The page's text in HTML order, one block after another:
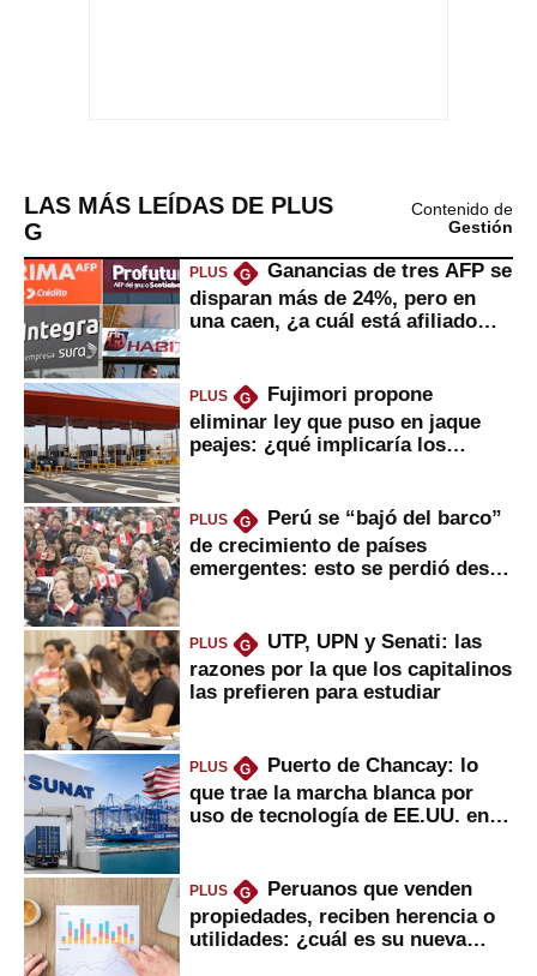
LAS MÁS LEÍDAS DE PLUS
G
Contenido de
Gestión
PLUS G
Ganancias de tres AFP se
disparan más de 24%, pero en
una caen, ¿a cuál está afiliado
PLUS G
Fujimori propone
eliminar ley que puso en jaque
peajes: ¿qué implicaría los
PLUS G
Perú se “bajó del barco”
de crecimiento de países
emergentes: esto se perdió desde
PLUS G
UTP, UPN y Senati: las
razones por la que los capitalinos
las prefieren para estudiar
PLUS G
Puerto de Chancay: lo
que trae la marcha blanca por
uso de tecnología de EE.UU. en
PLUS G
Peruanos que venden
propiedades, reciben herencia o
utilidades: ¿cuál es su nueva